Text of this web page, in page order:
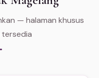
— halaman khusus